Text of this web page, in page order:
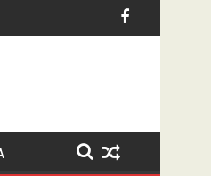
Antonov
Επιμένουν στο μποϊκοτάζ οι